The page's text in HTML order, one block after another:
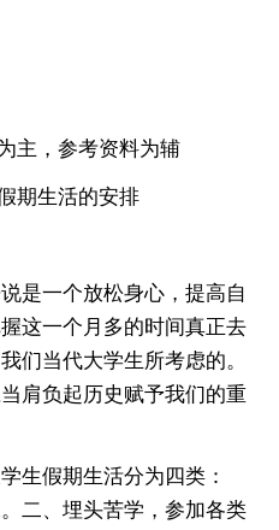
主，参考资料为辅
期生活的安排
是一个放松身心，提高自
这一个月多的时间真正去
们当代大学生所考虑的。
肩负起历史赋予我们的重
生假期生活分为四类：
二、埋头苦学，参加各类